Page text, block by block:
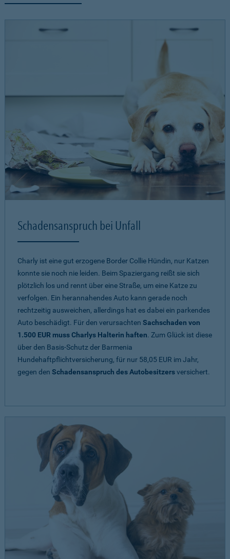
Schadensanspruch bei Unfall
Charly ist eine gut erzogene Border Collie Hündin, nur Katzen
konnte sie noch nie leiden. Beim Spaziergang reißt sie sich
plötzlich los und rennt über eine Straße, um eine Katze zu
verfolgen. Ein herannahendes Auto kann gerade noch
rechtzeitig ausweichen, allerdings hat es dabei ein parkendes
Auto beschädigt. Für den verursachten Sachschaden von
1.500 EUR muss Charlys Halterin haften. Zum Glück ist diese
über den Basis-Schutz der Barmenia
Hundehaftpflichtversicherung, für nur 58,05 EUR im Jahr,
gegen den Schadensanspruch des Autobesitzersversichert.